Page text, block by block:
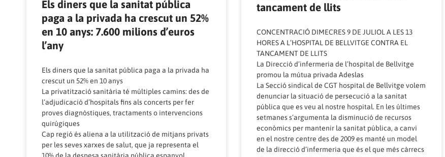
Els diners que la sanitat pública
paga a la privada ha crescut un 52%
en 10 anys: 7.600 milions d’euros
l’any
Els diners que la sanitat pública paga a la privada ha
crescut un 52% en 10 anys
La privatització sanitària té múltiples camins: des de
l’adjudicació d’hospitals fins als concerts per fer
proves diagnòstiques, tractaments o intervencions
quirúgiques
Cap regió és aliena a la utilització de mitjans privats
per les seves xarxes de salut, que ja representa el
tancament de llits
CONCENTRACIÓ DIMECRES 9 DE JULIOL A LES 13
HORES A L’HOSPITAL DE BELLVITGE CONTRA EL
TANCAMENT DE LLITS
La Direcció d’infermeria de l’hospital de Bellvitge
promou la mútua privada Adeslas
La Secció sindical de CGT hospital de Bellvitge volem
denunciar la situació de persecució a la sanitat
pública que es veu al nostre hospital. En les últimes
setmanes s’argumenta la disminució de recursos
econòmics per mantenir la sanitat pública, a canvi
en el nostre centre des de 2009 es manté un model
de la direcció d’infermeria que és el que més càrrecs